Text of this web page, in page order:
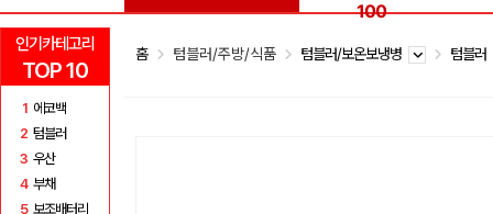
인기카테고리
TOP 10
1 에코백
2 텀블러
3 우산
4 부채
5 보조배터리
100
홈 텀블러/주방/식품 텀블러/보온보냉병 텀블러